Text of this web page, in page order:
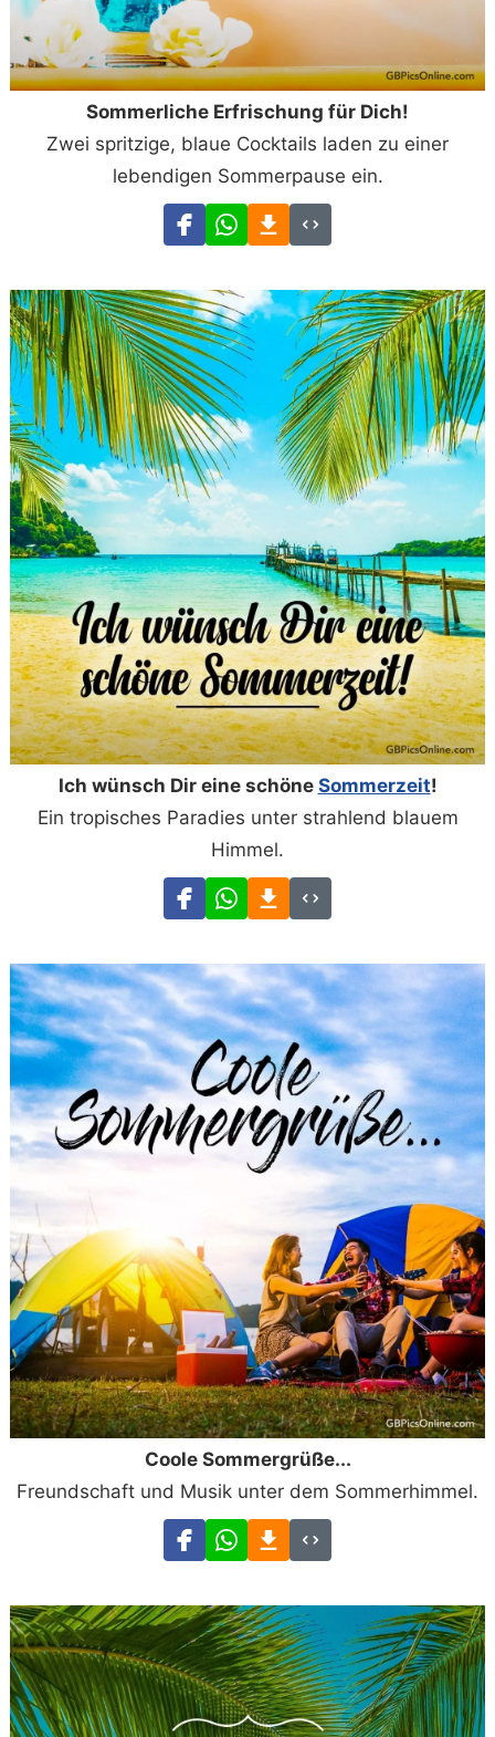
Sommerliche Erfrischung für Dich!
Zwei spritzige, blaue Cocktails laden zu einer
lebendigen Sommerpause ein.
Ich wünsch Dir eine schöne Sommerzeit!
Ein tropisches Paradies unter strahlend blauem
Himmel.
Coole Sommergrüße...
Freundschaft und Musik unter dem Sommerhimmel.